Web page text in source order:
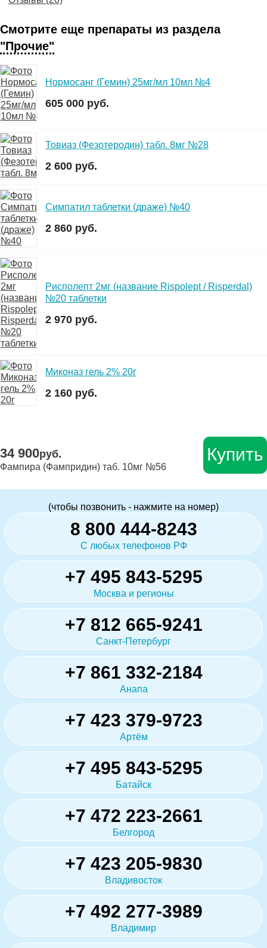
Смотрите еще препараты из раздела
"Прочие"
Нормосанг (Гемин) 25мг/мл 10мл №4
605 000 руб.
Товиаз (Фезотеродин) табл. 8мг №28
2 600 руб.
Симпатил таблетки (драже) №40
2 860 руб.
Рисполепт 2мг (название Rispolept / Risperdal)
№20 таблетки
2 970 руб.
Миконаз гель 2% 20г
2 160 руб.
34 900руб.
Фампира (Фампридин) таб. 10мг №56
Купить
(чтобы позвонить - нажмите на номер)
8 800 444-8243
С любых телефонов РФ
+7 495 843-5295
Москва и регионы
+7 812 665-9241
Санкт-Петербург
+7 861 332-2184
Анапа
+7 423 379-9723
Артём
+7 495 843-5295
Батайск
+7 472 223-2661
Белгород
+7 423 205-9830
Владивосток
+7 492 277-3989
Владимир